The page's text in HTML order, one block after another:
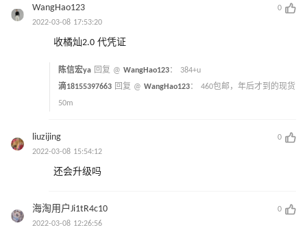
WangHao123
0
2022-03-08 17:53:20
收橘灿2.0 代凭证
陈信宏ya 回复 @ WangHao123： 384+u
滴18155397663 回复 @ WangHao123： 460包邮，年后才到的现货
50m
liuzijing
0
2022-03-08 15:54:12
还会升级吗
海淘用户Ji1tR4c10
0
2022-03-08 12:26:56